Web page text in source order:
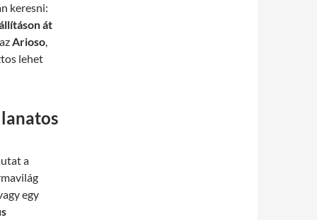
keresni:
át
Arioso,
lehet
a
egy